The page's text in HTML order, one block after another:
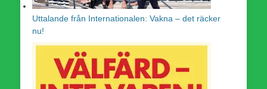
Uttalande från Internationalen: Vakna – det räcker
nu!